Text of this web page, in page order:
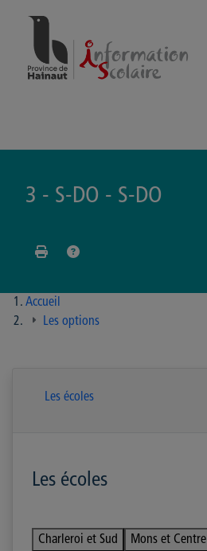
3 - S-DO - S-DO
Accueil
Les options
Les écoles
Les écoles
Charleroi et Sud
Mons et Centre